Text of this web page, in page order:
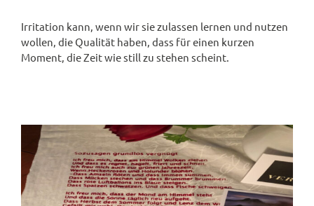
Irritation kann, wenn wir sie zulassen lernen und nutzen
wollen, die Qualität haben, dass für einen kurzen
Moment, die Zeit wie still zu stehen scheint.